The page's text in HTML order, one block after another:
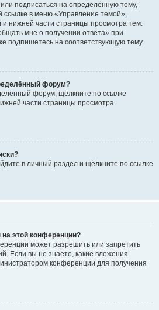
подписаться на определённую тему,
ссылке в меню «Управление темой»,
и нижней части страницы просмотра тем.
мне о получении ответа» при
подпишетесь на соответствующую тему.
форум?
форум, щёлкните по ссылке
части страницы просмотра
в личный раздел и щёлкните по ссылке
этой конференции?
может разрешить или запретить
Если вы не знаете, какие вложения
конференции для получения